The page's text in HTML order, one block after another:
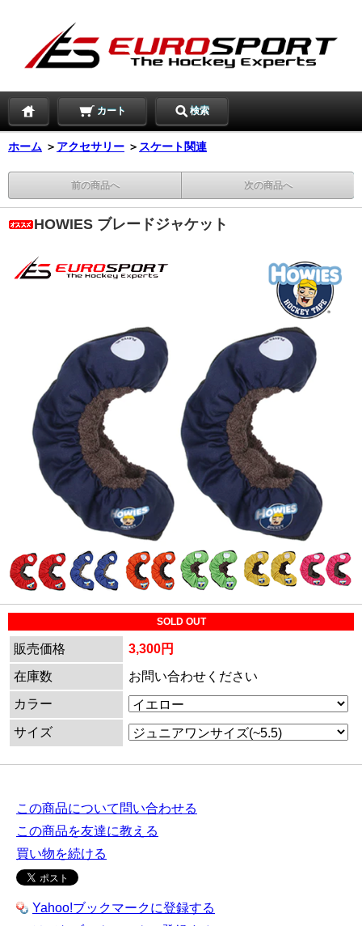
カート 検索
ホーム ＞ アクセサリー ＞ スケート関連
前の商品へ 次の商品へ
HOWIES ブレードジャケット
SOLD OUT
販売価格
3,300円
在庫数
お問い合わせください
カラー
サイズ
この商品について問い合わせる
この商品を友達に教える
買い物を続ける
Yahoo!ブックマークに登録する